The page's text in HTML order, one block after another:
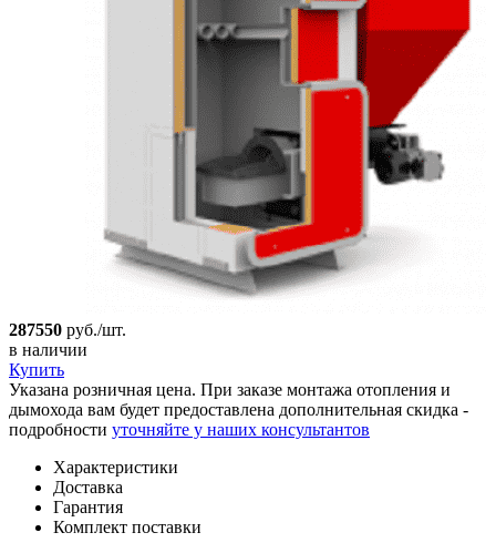
287550 руб./шт.
в наличии
Купить
Указана розничная цена. При заказе монтажа отопления и
дымохода вам будет предоставлена дополнительная скидка -
подробности уточняйте у наших консультантов
Характеристики
Доставка
Гарантия
Комплект поставки